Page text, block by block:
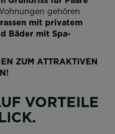
gehören
mit privatem
Bäder mit Spa-
ZUM ATTRAKTIVEN
VORTEILE